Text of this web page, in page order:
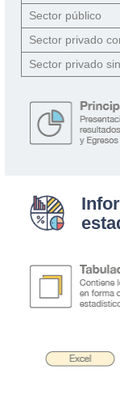
Sector público
Sector privado
Sector privado